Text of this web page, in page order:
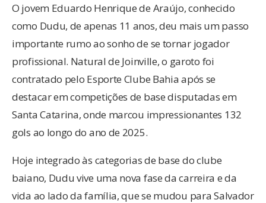
O jovem Eduardo Henrique de Araújo, conhecido
como Dudu, de apenas 11 anos, deu mais um passo
importante rumo ao sonho de se tornar jogador
profissional. Natural de Joinville, o garoto foi
contratado pelo Esporte Clube Bahia após se
destacar em competições de base disputadas em
Santa Catarina, onde marcou impressionantes 132
gols ao longo do ano de 2025.
Hoje integrado às categorias de base do clube
baiano, Dudu vive uma nova fase da carreira e da
vida ao lado da família, que se mudou para Salvador